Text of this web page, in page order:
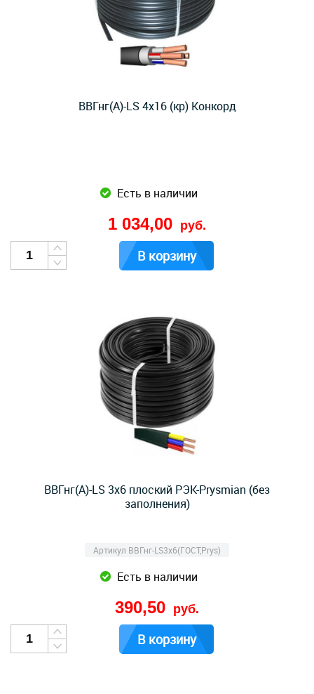
ВВГнг(А)-LS 4х16 (кр) Конкорд
Есть в наличии
1 034,00 руб.
В корзину
ВВГнг(А)-LS 3х6 плоский РЭК-Prysmian (без
заполнения)
Артикул ВВГнг-LS3х6(ГОСТ,Prys)
Есть в наличии
390,50 руб.
В корзину